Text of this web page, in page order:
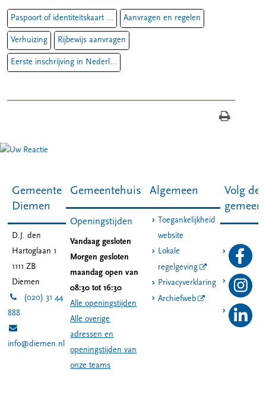
Paspoort of identiteitskaart ... Aanvragen en regelen
Verhuizing Rijbewijs aanvragen
Eerste inschrijving in Nederl...
Gemeente
Diemen
D.J. den
Hartoglaan 1
1111 ZB
Diemen
(020) 31 44
888
info@diemen.nl
Gemeentehuis
Openingstijden
Vandaag gesloten
Morgen gesloten
maandag open van
08:30 tot 16:30
Alle openingstijden
Alle overige
adressen en
openingstijden van
onze teams
Algemeen
Toegankelijkheid
website
Lokale
regelgeving
Privacyverklaring
Archiefweb
Volg de